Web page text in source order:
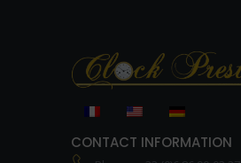
CONTACT INFORMATION